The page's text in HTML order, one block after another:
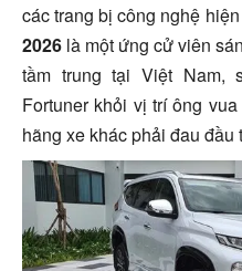
các trang bị công nghệ
2026 là một ứng cử viên
tầm trung tại Việt Nam,
Fortuner khỏi vị trí ông
hãng xe khác phải đau đầu